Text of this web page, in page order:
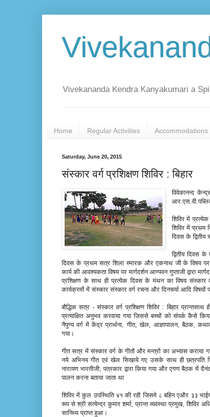
Vivekananda Kendra Kanyakumari a
Home Regular Activities
Saturday, June 20, 2015
संस्कार वर्ग प्रशिक्षण शिविर : बिहार
विवेकानन्द
शिविर में
शिविर में प्रथम
दिवस के द्वितीय
द्वितीय दिवस
दिवस के प्रथम सत्र शिला स्मारक और एकनाथ जी के विषय पर
कार्य की आवश्यकता विषय पर मार्गदर्शन आण्पवन गुप्ताजी द्वारा
प्रशिक्षण के साथ ही प्रत्येक दिवस के मंथन का विषय संस्कार
कार्यक्रमों में संस्कार संस्कार वर्ग रचना और दिनचर्या आदि विषयों
बौद्धिक सत्र - संस्कार वर्ग प्रशिक्षण शिविर : बिहार
प्रत्याक्षित अनुभव करवाया गया जिससे बच्चों को संपर्क कैसे
नैपुण्य वर्ग में केंद्र प्रार्थना, गीत, खेल, आज्ञापालन, बैठक,
गया।
गीत सत्र में संस्कार वर्ग के गीतों और मन्त्रों का अभ्यास
नये अभिनय गीत एवं खेल सिखाये गए उसके साथ ही छत्रपति
नारायण भारतीजी; पत्रकार द्वारा किया गया और एगण बैठक में
पालन करना बताया जाता था
शिविर में कुल उपस्थिति ४१ की रही जिसमे ८ बहिन एऔर ३३
रूप से श्री सत्येन्द्र कुमार शर्मा; प्रान्त व्यवस्था प्रमुख, शिविर
सानिध्य प्राप्त हुआ।